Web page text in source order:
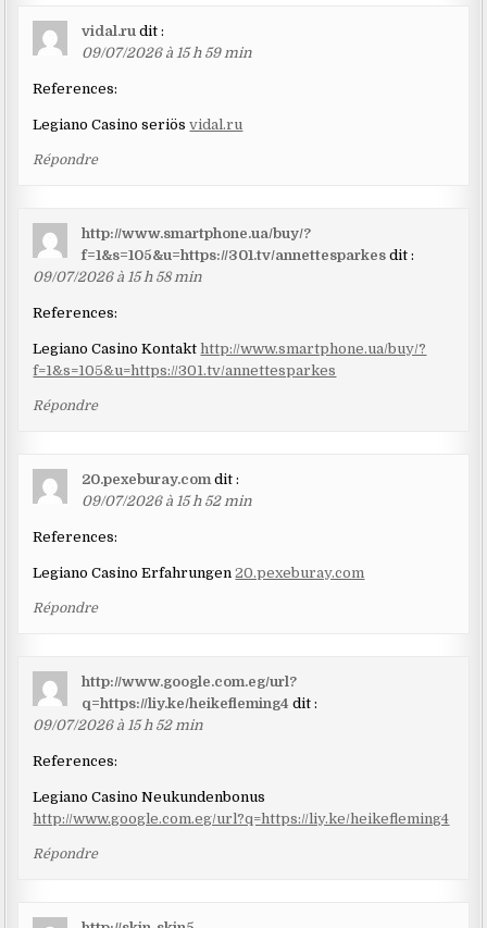
vidal.ru dit :
09/07/2026 à 15 h 59 min
References:
Legiano Casino seriösvidal.ru
Répondre
http://www.smartphone.ua/buy/?
f=1&s=105&u=https://301.tv/annettesparkes dit :
09/07/2026 à 15 h 58 min
References:
Legiano Casino Kontakt http://www.smartphone.ua/buy/?
f=1&s=105&u=https://301.tv/annettesparkes
Répondre
20.pexeburay.com dit :
09/07/2026 à 15 h 52 min
References:
Legiano Casino Erfahrungen20.pexeburay.com
Répondre
http://www.google.com.eg/url?
q=https://liy.ke/heikefleming4 dit :
09/07/2026 à 15 h 52 min
References:
Legiano Casino Neukundenbonus
http://www.google.com.eg/url?q=https://liy.ke/heikefleming4
Répondre